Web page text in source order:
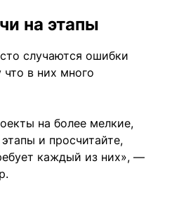
на этапы
случаются ошибки
что в них много
на более мелкие,
и просчитайте,
каждый из них», —